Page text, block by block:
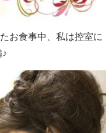
お食事中、私は控室に